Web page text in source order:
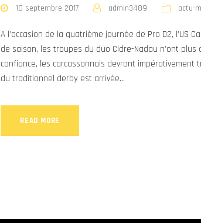
10 septembre 2017 admin3489 actu-
A l’occasion de la quatrième journée de Pro D2, l’US
de saison, les troupes du duo Cidre-Nadau n’ont
confiance, les carcassonnais devront impérativement
du traditionnel derby est arrivée...
READ MORE